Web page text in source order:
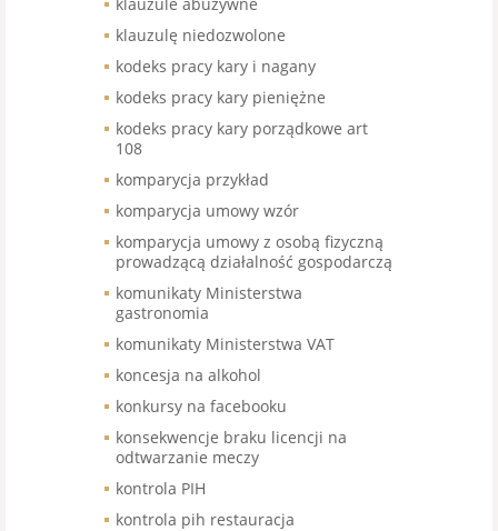
klauzulę niedozwolone
kodeks pracy kary i nagany
kodeks pracy kary pieniężne
kodeks pracy kary porządkowe art
108
komparycja przykład
komparycja umowy wzór
komparycja umowy z osobą fizyczną
prowadzącą działalność gospodarczą
komunikaty Ministerstwa
gastronomia
komunikaty Ministerstwa VAT
koncesja na alkohol
konkursy na facebooku
konsekwencje braku licencji na
odtwarzanie meczy
kontrola PIH
kontrola pih restauracja